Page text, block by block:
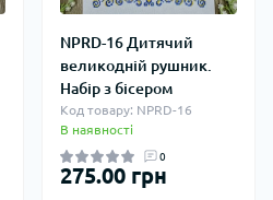
NPRD-16 Дитячий
великодній рушник.
Набір з бісером
Код товару: NPRD-16
В наявності
0
275.00 грн